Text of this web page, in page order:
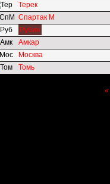
Терек
Спартак М
Рубин
Амкар
Москва
Томь
«